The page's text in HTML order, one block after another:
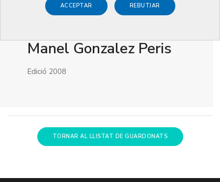
ACCEPTAR REBUTJAR
Manel Gonzalez Peris
Edició 2008
TORNAR AL LLISTAT DE GUARDONATS